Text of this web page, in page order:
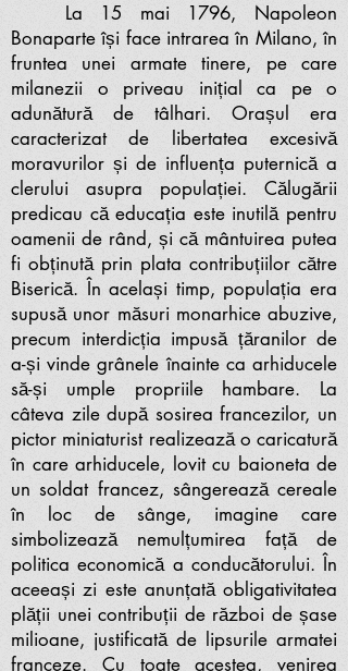
La 15 mai 1796, Napoleon
Bonaparte își face intrarea în Milano, în
fruntea unei armate tinere, pe care
milanezii o priveau inițial ca pe o
adunătură de tâlhari. Orașul era
caracterizat de libertatea excesivă
moravurilor și de influența puternică a
clerului asupra populației. Călugării
predicau că educația este inutilă pentru
oamenii de rând, și că mântuirea putea
fi obținută prin plata contribuțiilor către
Biserică. În același timp, populația era
supusă unor măsuri monarhice abuzive,
precum interdicția impusă țăranilor de
a-și vinde grânele înainte ca arhiducele
să-și umple propriile hambare. La
câteva zile după sosirea francezilor, un
pictor miniaturist realizează o caricatură
în care arhiducele, lovit cu baioneta de
un soldat francez, sângerează cereale
în loc de sânge, imagine care
simbolizează nemulțumirea față de
politica economică a conducătorului. În
aceeași zi este anunțată obligativitatea
plății unei contribuții de război de șase
milioane, justificată de lipsurile armatei
franceze. Cu toate acestea, venirea